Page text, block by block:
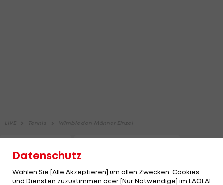
Datenschutz
Wählen Sie [Alle Akzeptieren] um allen Zwecken, Cookies
und Diensten zuzustimmen oder [Nur Notwendige] im LAOLA1